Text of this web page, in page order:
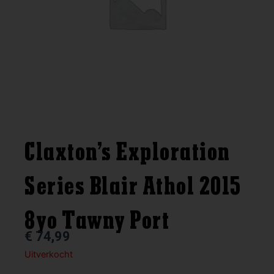
Claxton’s Exploration
Series Blair Athol 2015
8yo Tawny Port
€ 74,99
Uitverkocht